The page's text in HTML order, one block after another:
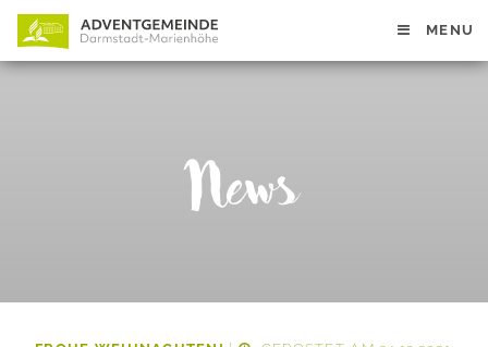
MENU
News